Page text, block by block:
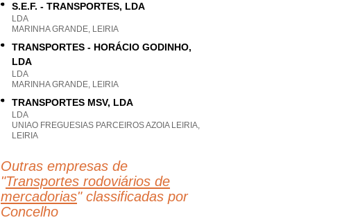
S.E.F. - TRANSPORTES, LDA
LDA
MARINHA GRANDE, LEIRIA
TRANSPORTES - HORÁCIO GODINHO,
LDA
LDA
MARINHA GRANDE, LEIRIA
TRANSPORTES MSV, LDA
LDA
UNIAO FREGUESIAS PARCEIROS AZOIA LEIRIA,
LEIRIA
Outras empresas de
"Transportes rodoviários de
mercadorias" classificadas por
Concelho